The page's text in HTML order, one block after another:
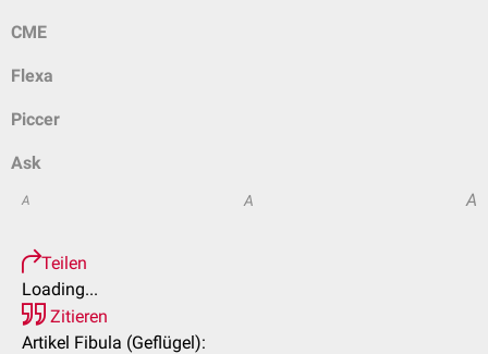
CME
Flexa
Piccer
Ask
A A A
Teilen
Loading...
Zitieren
Artikel Fibula (Geflügel):